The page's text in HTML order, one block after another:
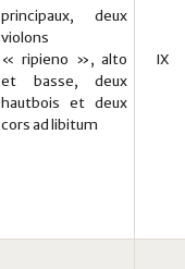
principaux, deux
violons
« ripieno », alto
et basse, deux
hautbois et deux
cors ad libitum
IX